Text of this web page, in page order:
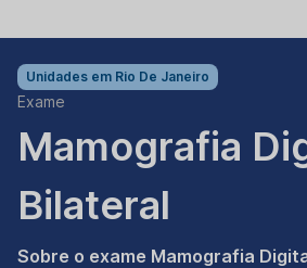
Unidades em Rio De Janeiro
Exame
Mamografia
Bilateral
Sobre o exame Mamografia